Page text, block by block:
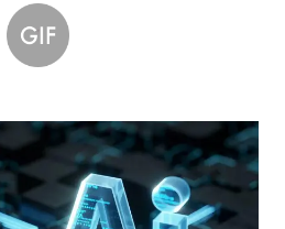
法国将禁止“未经同意的电话营销”
吉林一“温度计大楼”读数爆表
女子利用漏洞0元薅走3000多件家电